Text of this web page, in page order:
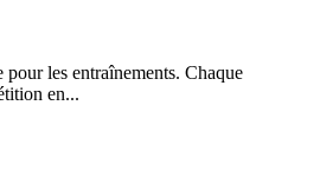
les entraînements. Chaque
en...